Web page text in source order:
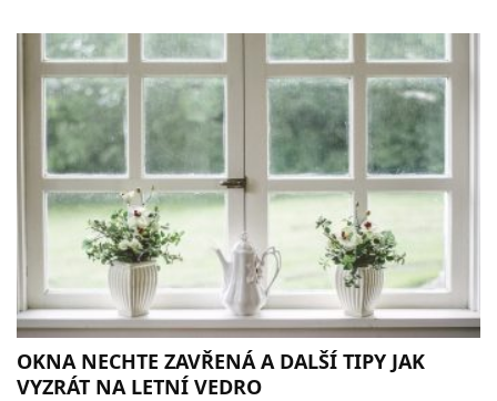
OKNA NECHTE ZAVŘENÁ A DALŠÍ TIPY JAK
VYZRÁT NA LETNÍ VEDRO